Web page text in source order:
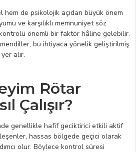
hem de psikolojik açıdan büyük önem
ve karşılıklı memnuniyet söz
önemli bir faktör hâline gelebilir.
bu ihtiyaca yönelik geliştirilmiş
alır.
Rötar
Çalışır?
genellikle hafif geciktirici etkili aktif
hassas bölgede geçici olarak
olur. Böylece kontrol süresi